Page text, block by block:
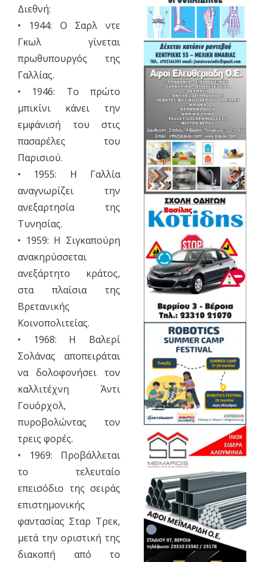
Διεθνή:
• 1944: Ο Σαρλ ντε
Γκωλ γίνεται
πρωθυπουργός της
Γαλλίας.
• 1946: Το πρώτο
μπικίνι κάνει την
εμφάνισή του στις
πασαρέλες του
Παρισιού.
• 1955: Η Γαλλία
αναγνωρίζει την
ανεξαρτησία της
Τυνησίας.
• 1959: Η Σιγκαπούρη
ανακηρύσσεται
ανεξάρτητο κράτος,
στα πλαίσια της
Βρετανικής
Κοινοπολιτείας.
• 1968: Η Βαλερί
Σολάνας αποπειράται
να δολοφονήσει τον
καλλιτέχνη Άντι
Γουόρχολ,
πυροβολώντας τον
τρεις φορές.
• 1969: Προβάλλεται
το τελευταίο
επεισόδιο της σειράς
επιστημονικής
φαντασίας Σταρ Τρεκ,
μετά την οριστική της
διακοπή από το